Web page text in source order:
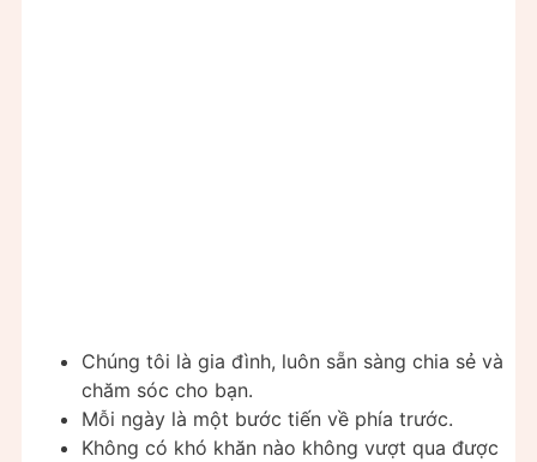
Chúng tôi là gia đình, luôn sẵn sàng chia sẻ và
chăm sóc cho bạn.
Mỗi ngày là một bước tiến về phía trước.
Không có khó khăn nào không vượt qua được